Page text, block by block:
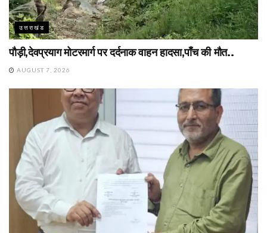
उत्तराखंड
पौड़ी,देवप्रयाग मोटरमार्ग पर दर्दनाक वाहन हादसा,पाँच की मौत..
AUGUST 7, 2026